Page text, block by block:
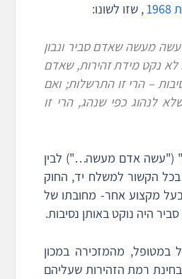
, שזו לשונו:
מעשה שאדם סביר ונבון
לא נקט מידת זהירות, שאדם
– הרי זו התרשלות; ואם
לנהוג כפי שנהג, הרי זו
("עשה אדם מעשה…") לבין
הקשור למשלח יד, החוק
בעל מקצוע אחר- מחובתו של
היה נוקט באותן נסיבות.
במטופל, מהמזכירה במכון
רמת הזהירות שעליהם